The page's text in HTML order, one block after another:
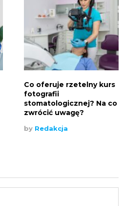
Co oferuje rzetelny kurs
fotografii
stomatologicznej? Na co
zwrócić uwagę?
by Redakcja